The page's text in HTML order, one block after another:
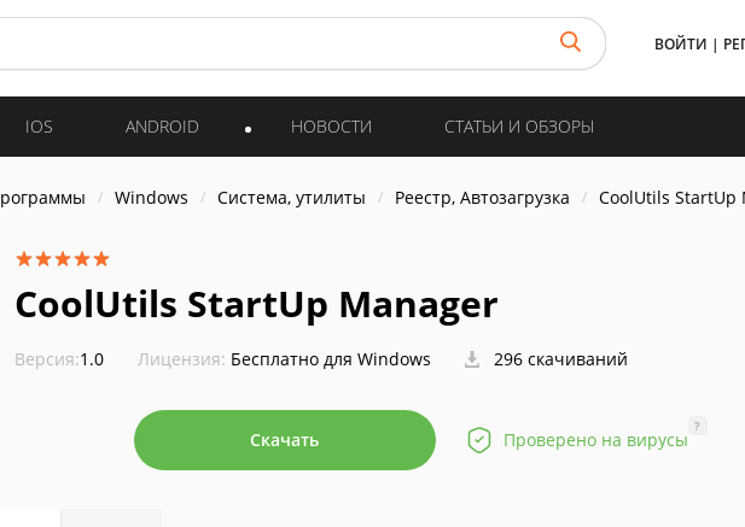
ВОЙТИ |
IOS ANDROID НОВОСТИ СТАТЬИ И ОБЗОРЫ
Windows Система, утилиты Реестр, Автозагрузка CoolUtils StartUp
CoolUtils StartUp Manager
Версия:1.0 Лицензия: Бесплатно для Windows 296 скачиваний
Скачать Проверено на вирусы
?